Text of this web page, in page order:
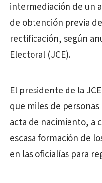
intermediación de un
de obtención previa
rectificación, según
Electoral (JCE).
El presidente de la
que miles de
acta de nacimiento, a
escasa formación de
en las oficialías para